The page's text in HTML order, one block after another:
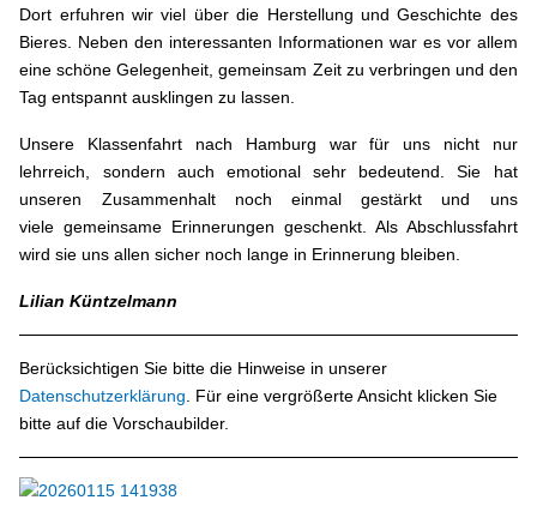
Dort erfuhren wir viel über die Herstellung und Geschichte des
Bieres. Neben den interessanten Informationen war es vor allem
eine schöne Gelegenheit, gemeinsam Zeit zu verbringen und den
Tag entspannt ausklingen zu lassen.
Unsere Klassenfahrt nach Hamburg war für uns nicht nur
lehrreich, sondern auch emotional sehr bedeutend. Sie hat
unseren Zusammenhalt noch einmal gestärkt und uns
viele gemeinsame Erinnerungen geschenkt. Als Abschlussfahrt
wird sie uns allen sicher noch lange in Erinnerung bleiben.
Lilian Küntzelmann
Berücksichtigen Sie bitte die Hinweise in unserer
Datenschutzerklärung . Für eine vergrößerte Ansicht klicken Sie
bitte auf die Vorschaubilder.